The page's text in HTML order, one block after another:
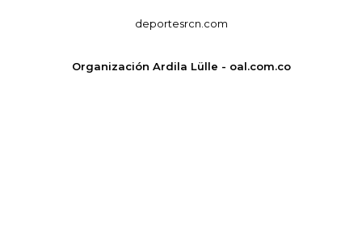
deportesrcn.com
Organización Ardila Lülle - oal.com.co